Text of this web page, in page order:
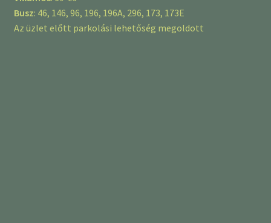
Busz: 46, 146, 96, 196, 196A, 296, 173, 173E
Az üzlet előtt parkolási lehetőség megoldott